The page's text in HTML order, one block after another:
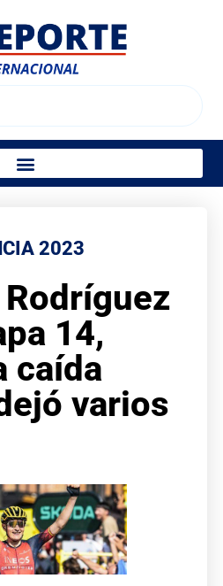
2023
14,
caída
varios